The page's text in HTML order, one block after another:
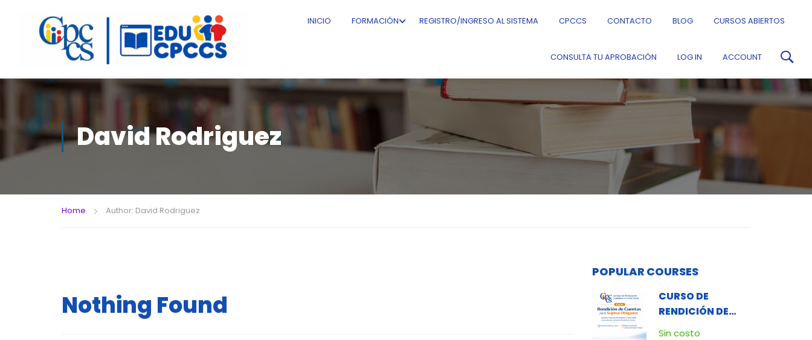
INICIO FORMACIÓN REGISTRO/INGRESO AL SISTEMA CPCCS CONTACTO BLOG CURSOS ABIERTOS
CONSULTA TU APROBACIÓN LOG IN ACCOUNT
David Rodriguez
Home Author: David Rodriguez
Nothing Found
POPULAR COURSES
CURSO DE
RENDICIÓN DE
CUENTAS PARA
Sin costo